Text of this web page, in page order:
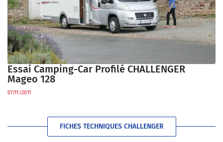
Essai Camping-Car Profilé CHALLENGER
Mageo 128
07/11/2011
FICHES TECHNIQUES CHALLENGER